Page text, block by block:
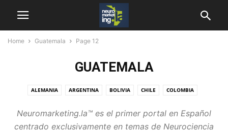
Home Guatemala Page 12
GUATEMALA
ALEMANIA ARGENTINA BOLIVIA CHILE
COLOMBIA
EL SALVADOR
ESPAÑA ESTADOS UNIDOS
GUATEMALA
Neuromarketing.la™ es el primer portal en Español
centrado exclusivamente en temas de Neurociencia